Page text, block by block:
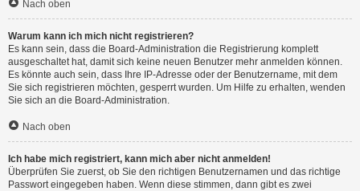
Nach oben
Warum kann ich mich nicht registrieren?
Es kann sein, dass die Board-Administration die Registrierung komplett
ausgeschaltet hat, damit sich keine neuen Benutzer mehr anmelden können.
Es könnte auch sein, dass Ihre IP-Adresse oder der Benutzername, mit dem
Sie sich registrieren möchten, gesperrt wurden. Um Hilfe zu erhalten, wenden
Sie sich an die Board-Administration.
Nach oben
Ich habe mich registriert, kann mich aber nicht anmelden!
Überprüfen Sie zuerst, ob Sie den richtigen Benutzernamen und das richtige
Passwort eingegeben haben. Wenn diese stimmen, dann gibt es zwei